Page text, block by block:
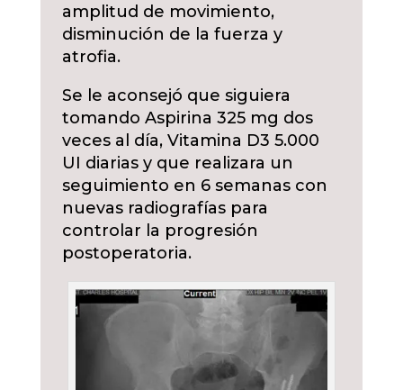
amplitud de movimiento,
disminución de la fuerza y
atrofia.
Se le aconsejó que siguiera
tomando Aspirina 325 mg dos
veces al día, Vitamina D3 5.000
UI diarias y que realizara un
seguimiento en 6 semanas con
nuevas radiografías para
controlar la progresión
postoperatoria.